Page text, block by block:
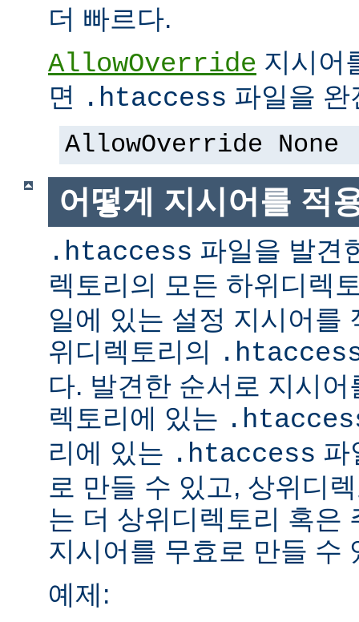
더 빠르다.
AllowOverride 지시어
면 .htaccess 파일을
AllowOverride None
어떻게 지시어를 적
.htaccess 파일을 발견
렉토리의 모든 하위디렉
일에 있는 설정 지시어를
위디렉토리의
다. 발견한 순서로 지시
렉토리에 있는
리에 있는 .htaccess 파
로 만들 수 있고, 상위디
는 더 상위디렉토리 혹은
지시어를 무효로 만들 수
예제: